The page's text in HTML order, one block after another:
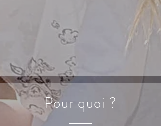
Pour quoi ?